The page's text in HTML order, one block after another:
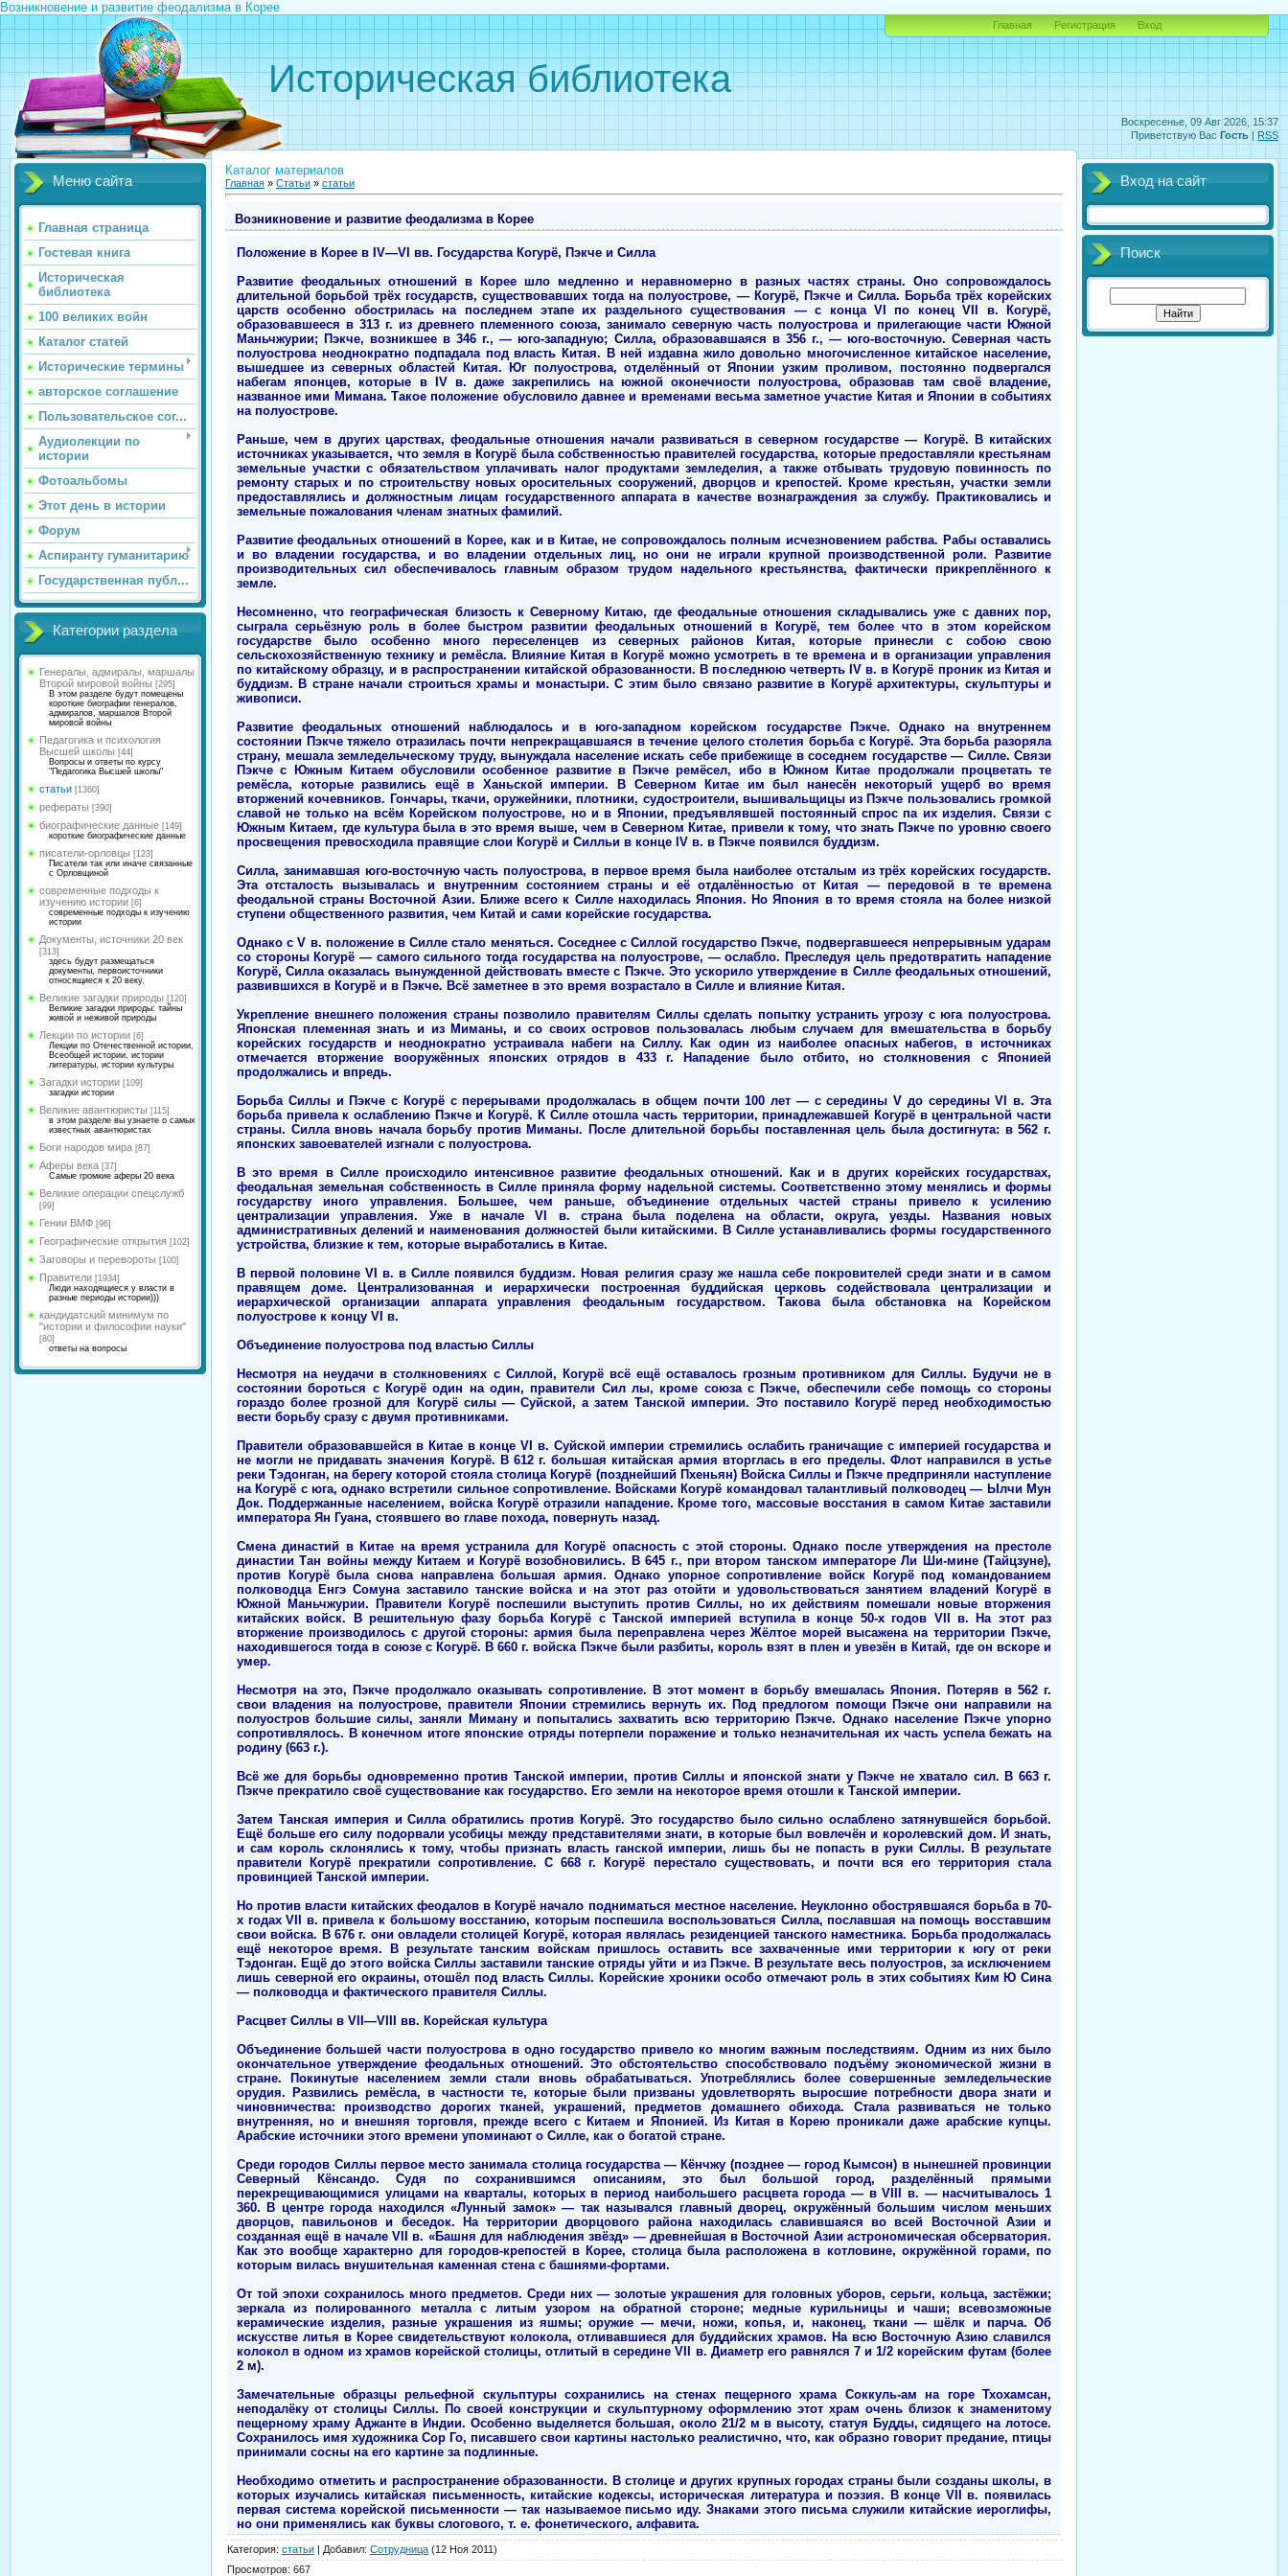
Возникновение и развитие феодализма в Корее
Воскресенье, 09 Авг 2026, 15:37
Приветствую Вас Гость | RSS
Историческая библиотека
Главная Регистрация Вход
Меню сайта
Главная страница
Гостевая книга
Историческая
библиотека
100 великих войн
Каталог статей
Исторические термины
авторское соглашение
Пользовательское сог...
Аудиолекции по
истории
Фотоальбомы
Этот день в истории
Форум
Аспиранту гуманитарию
Государственная публ...
Категории раздела
Генералы, адмиралы, маршалы
Второй мировой войны [295]
В этом разделе будут помещены
короткие биографии генералов,
адмиралов, маршалов Второй
мировой войны
Педагогика и психология
Высшей школы [44]
Вопросы и ответы по курсу
"Педагогика Высшей школы"
статьи [1360]
рефераты [390]
биографические данные [149]
короткие биографические данные
писатели-орловцы [123]
Писатели так или иначе связанные
с Орловщиной
современные подходы к
изучению истории [6]
современные подходы к изучению
истории
Документы, источники 20 век
[313]
здесь будут размещаться
документы, первоисточники
относящиеся к 20 веку.
Великие загадки природы [120]
Великие загадки природы: тайны
живой и неживой природы
Лекции по истории [6]
Лекции по Отечественной истории,
Всеобщей истории, истории
литературы, истории культуры
Загадки истории [109]
загадки истории
Великие авантюристы [115]
в этом разделе вы узнаете о самых
известных авантюристах
Боги народов мира [87]
Аферы века [37]
Самые громкие аферы 20 века
Великие операции спецслужб
[99]
Гении ВМФ [96]
Географические открытия [102]
Заговоры и перевороты [100]
Правители [1934]
Люди находящиеся у власти в
разные периоды истории)))
кандидатский минимум по
"истории и философии науки"
[80]
ответы на вопросы
Каталог материалов
Главная » Статьи » статьи
Возникновение и развитие феодализма в Корее
Положение в Корее в IV—VI вв. Государства Когурё, Пэкче и Силла
Развитие феодальных отношений в Корее шло медленно и неравномерно в разных частях страны. Оно сопровождалось
длительной борьбой трёх государств, существовавших тогда на полуострове, — Когурё, Пэкче и Силла. Борьба трёх корейских
царств особенно обострилась на последнем этапе их раздельного существования — с конца VI по конец VII в. Когурё,
образовавшееся в 313 г. из древнего племенного союза, занимало северную часть полуострова и прилегающие части Южной
Маньчжурии; Пэкче, возникшее в 346 г., — юго-западную; Силла, образовавшаяся в 356 г., — юго-восточную. Северная часть
полуострова неоднократно подпадала под власть Китая. В ней издавна жило довольно многочисленное китайское население,
вышедшее из северных областей Китая. Юг полуострова, отделённый от Японии узким проливом, постоянно подвергался
набегам японцев, которые в IV в. даже закрепились на южной оконечности полуострова, образовав там своё владение,
названное ими Мимана. Такое положение обусловило давнее и временами весьма заметное участие Китая и Японии в событиях
на полуострове.
Раньше, чем в других царствах, феодальные отношения начали развиваться в северном государстве — Когурё. В китайских
источниках указывается, что земля в Когурё была собственностью правителей государства, которые предоставляли крестьянам
земельные участки с обязательством уплачивать налог продуктами земледелия, а также отбывать трудовую повинность по
ремонту старых и по строительству новых оросительных сооружений, дворцов и крепостей. Кроме крестьян, участки земли
предоставлялись и должностным лицам государственного аппарата в качестве вознаграждения за службу. Практиковались и
земельные пожалования членам знатных фамилий.
Развитие феодальных отношений в Корее, как и в Китае, не сопровождалось полным исчезновением рабства. Рабы оставались
и во владении государства, и во владении отдельных лиц, но они не играли крупной производственной роли. Развитие
производительных сил обеспечивалось главным образом трудом надельного крестьянства, фактически прикреплённого к
земле.
Несомненно, что географическая близость к Северному Китаю, где феодальные отношения складывались уже с давних пор,
сыграла серьёзную роль в более быстром развитии феодальных отношений в Когурё, тем более что в этом корейском
государстве было особенно много переселенцев из северных районов Китая, которые принесли с собою свою
сельскохозяйственную технику и ремёсла. Влияние Китая в Когурё можно усмотреть в те времена и в организации управления
по китайскому образцу, и в распространении китайской образованности. В последнюю четверть IV в. в Когурё проник из Китая и
буддизм. В стране начали строиться храмы и монастыри. С этим было связано развитие в Когурё архитектуры, скульптуры и
живописи.
Развитие феодальных отношений наблюдалось и в юго-западном корейском государстве Пэкче. Однако на внутреннем
состоянии Пэкче тяжело отразилась почти непрекращавшаяся в течение целого столетия борьба с Когурё. Эта борьба разоряла
страну, мешала земледельческому труду, вынуждала население искать себе прибежище в соседнем государстве — Силле. Связи
Пэкче с Южным Китаем обусловили особенное развитие в Пэкче ремёсел, ибо в Южном Китае продолжали процветать те
ремёсла, которые развились ещё в Ханьской империи. В Северном Китае им был нанесён некоторый ущерб во время
вторжений кочевников. Гончары, ткачи, оружейники, плотники, судостроители, вышивальщицы из Пэкче пользовались громкой
славой не только на всём Корейском полуострове, но и в Японии, предъявлявшей постоянный спрос па их изделия. Связи с
Южным Китаем, где культура была в это время выше, чем в Северном Китае, привели к тому, что знать Пэкче по уровню своего
просвещения превосходила правящие слои Когурё и Силльи в конце IV в. в Пэкче появился буддизм.
Силла, занимавшая юго-восточную часть полуострова, в первое время была наиболее отсталым из трёх корейских государств.
Эта отсталость вызывалась и внутренним состоянием страны и её отдалённостью от Китая — передовой в те времена
феодальной страны Восточной Азии. Ближе всего к Силле находилась Япония. Но Япония в то время стояла на более низкой
ступени общественного развития, чем Китай и сами корейские государства.
Однако с V в. положение в Силле стало меняться. Соседнее с Силлой государство Пэкче, подвергавшееся непрерывным ударам
со стороны Когурё — самого сильного тогда государства на полуострове, — ослабло. Преследуя цель предотвратить нападение
Когурё, Силла оказалась вынужденной действовать вместе с Пэкче. Это ускорило утверждение в Силле феодальных отношений,
развившихся в Когурё и в Пэкче. Всё заметнее в это время возрастало в Силле и влияние Китая.
Укрепление внешнего положения страны позволило правителям Силлы сделать попытку устранить угрозу с юга полуострова.
Японская племенная знать и из Миманы, и со своих островов пользовалась любым случаем для вмешательства в борьбу
корейских государств и неоднократно устраивала набеги на Силлу. Как один из наиболее опасных набегов, в источниках
отмечается вторжение вооружённых японских отрядов в 433 г. Нападение было отбито, но столкновения с Японией
продолжались и впредь.
Борьба Силлы и Пэкче с Когурё с перерывами продолжалась в общем почти 100 лет — с середины V до середины VI в. Эта
борьба привела к ослаблению Пэкче и Когурё. К Силле отошла часть территории, принадлежавшей Когурё в центральной части
страны. Силла вновь начала борьбу против Миманы. После длительной борьбы поставленная цель была достигнута: в 562 г.
японских завоевателей изгнали с полуострова.
В это время в Силле происходило интенсивное развитие феодальных отношений. Как и в других корейских государствах,
феодальная земельная собственность в Силле приняла форму надельной системы. Соответственно этому менялись и формы
государству иного управления. Большее, чем раньше, объединение отдельных частей страны привело к усилению
централизации управления. Уже в начале VI в. страна была поделена на области, округа, уезды. Названия новых
административных делений и наименования должностей были китайскими. В Силле устанавливались формы государственного
устройства, близкие к тем, которые выработались в Китае.
В первой половине VI в. в Силле появился буддизм. Новая религия сразу же нашла себе покровителей среди знати и в самом
правящем доме. Централизованная и иерархически построенная буддийская церковь содействовала централизации и
иерархической организации аппарата управления феодальным государством. Такова была обстановка на Корейском
полуострове к концу VI в.
Объединение полуострова под властью Силлы
Несмотря на неудачи в столкновениях с Силлой, Когурё всё ещё оставалось грозным противником для Силлы. Будучи не в
состоянии бороться с Когурё один на один, правители Сил лы, кроме союза с Пэкче, обеспечили себе помощь со стороны
гораздо более грозной для Когурё силы — Суйской, а затем Танской империи. Это поставило Когурё перед необходимостью
вести борьбу сразу с двумя противниками.
Правители образовавшейся в Китае в конце VI в. Суйской империи стремились ослабить граничащие с империей государства и
не могли не придавать значения Когурё. В 612 г. большая китайская армия вторглась в его пределы. Флот направился в устье
реки Тэдонган, на берегу которой стояла столица Когурё (позднейший Пхеньян) Войска Силлы и Пэкче предприняли наступление
на Когурё с юга, однако встретили сильное сопротивление. Войсками Когурё командовал талантливый полководец — Ылчи Мун
Док. Поддержанные населением, войска Когурё отразили нападение. Кроме того, массовые восстания в самом Китае заставили
императора Ян Гуана, стоявшего во главе похода, повернуть назад.
Смена династий в Китае на время устранила для Когурё опасность с этой стороны. Однако после утверждения на престоле
династии Тан войны между Китаем и Когурё возобновились. В 645 г., при втором танском императоре Ли Ши-мине (Тайцзуне),
против Когурё была снова направлена большая армия. Однако упорное сопротивление войск Когурё под командованием
полководца Енгэ Сомуна заставило танские войска и на этот раз отойти и удовольствоваться занятием владений Когурё в
Южной Маньчжурии. Правители Когурё поспешили выступить против Силлы, но их действиям помешали новые вторжения
китайских войск. В решительную фазу борьба Когурё с Танской империей вступила в конце 50-х годов VII в. На этот раз
вторжение производилось с другой стороны: армия была переправлена через Жёлтое морей высажена на территории Пэкче,
находившегося тогда в союзе с Когурё. В 660 г. войска Пэкче были разбиты, король взят в плен и увезён в Китай, где он вскоре и
умер.
Несмотря на это, Пэкче продолжало оказывать сопротивление. В этот момент в борьбу вмешалась Япония. Потеряв в 562 г.
свои владения на полуострове, правители Японии стремились вернуть их. Под предлогом помощи Пэкче они направили на
полуостров большие силы, заняли Миману и попытались захватить всю территорию Пэкче. Однако население Пэкче упорно
сопротивлялось. В конечном итоге японские отряды потерпели поражение и только незначительная их часть успела бежать на
родину (663 г.).
Всё же для борьбы одновременно против Танской империи, против Силлы и японской знати у Пэкче не хватало сил. В 663 г.
Пэкче прекратило своё существование как государство. Его земли на некоторое время отошли к Танской империи.
Затем Танская империя и Силла обратились против Когурё. Это государство было сильно ослаблено затянувшейся борьбой.
Ещё больше его силу подорвали усобицы между представителями знати, в которые был вовлечён и королевский дом. И знать,
и сам король склонялись к тому, чтобы признать власть ганской империи, лишь бы не попасть в руки Силлы. В результате
правители Когурё прекратили сопротивление. С 668 г. Когурё перестало существовать, и почти вся его территория стала
провинцией Танской империи.
Но против власти китайских феодалов в Когурё начало подниматься местное население. Неуклонно обострявшаяся борьба в 70-
х годах VII в. привела к большому восстанию, которым поспешила воспользоваться Силла, пославшая на помощь восставшим
свои войска. В 676 г. они овладели столицей Когурё, которая являлась резиденцией танского наместника. Борьба продолжалась
ещё некоторое время. В результате танским войскам пришлось оставить все захваченные ими территории к югу от реки
Тэдонган. Ещё до этого войска Силлы заставили танские отряды уйти и из Пэкче. В результате весь полуостров, за исключением
лишь северной его окраины, отошёл под власть Силлы. Корейские хроники особо отмечают роль в этих событиях Ким Ю Сина
— полководца и фактического правителя Силлы.
Расцвет Силлы в VII—VIII вв. Корейская культура
Объединение большей части полуострова в одно государство привело ко многим важным последствиям. Одним из них было
окончательное утверждение феодальных отношений. Это обстоятельство способствовало подъёму экономической жизни в
стране. Покинутые населением земли стали вновь обрабатываться. Употреблялись более совершенные земледельческие
орудия. Развились ремёсла, в частности те, которые были призваны удовлетворять выросшие потребности двора знати и
чиновничества: производство дорогих тканей, украшений, предметов домашнего обихода. Стала развиваться не только
внутренняя, но и внешняя торговля, прежде всего с Китаем и Японией. Из Китая в Корею проникали даже арабские купцы.
Арабские источники этого времени упоминают о Силле, как о богатой стране.
Среди городов Силлы первое место занимала столица государства — Кёнчжу (позднее — город Кымсон) в нынешней провинции
Северный Кёнсандо. Судя по сохранившимся описаниям, это был большой город, разделённый прямыми
перекрещивающимися улицами на кварталы, которых в период наибольшего расцвета города — в VIII в. — насчитывалось 1
360. В центре города находился «Лунный замок» — так назывался главный дворец, окружённый большим числом меньших
дворцов, павильонов и беседок. На территории дворцового района находилась славившаяся во всей Восточной Азии и
созданная ещё в начале VII в. «Башня для наблюдения звёзд» — древнейшая в Восточной Азии астрономическая обсерватория.
Как это вообще характерно для городов-крепостей в Корее, столица была расположена в котловине, окружённой горами, по
которым вилась внушительная каменная стена с башнями-фортами.
От той эпохи сохранилось много предметов. Среди них — золотые украшения для головных уборов, серьги, кольца, застёжки;
зеркала из полированного металла с литым узором на обратной стороне; медные курильницы и чаши; всевозможные
керамические изделия, разные украшения из яшмы; оружие — мечи, ножи, копья, и, наконец, ткани — шёлк и парча. Об
искусстве литья в Корее свидетельствуют колокола, отливавшиеся для буддийских храмов. На всю Восточную Азию славился
колокол в одном из храмов корейской столицы, отлитый в середине VII в. Диаметр его равнялся 7 и 1/2 корейским футам (более
2 м).
Замечательные образцы рельефной скульптуры сохранились на стенах пещерного храма Соккуль-ам на горе Тхохамсан,
неподалёку от столицы Силлы. По своей конструкции и скульптурному оформлению этот храм очень близок к знаменитому
пещерному храму Аджанте в Индии. Особенно выделяется большая, около 21/2 м в высоту, статуя Будды, сидящего на лотосе.
Сохранилось имя художника Сор Го, писавшего свои картины настолько реалистично, что, как образно говорит предание, птицы
принимали сосны на его картине за подлинные.
Необходимо отметить и распространение образованности. В столице и других крупных городах страны были созданы школы, в
которых изучались китайская письменность, китайские кодексы, историческая литература и поэзия. В конце VII в. появилась
первая система корейской письменности — так называемое письмо иду. Знаками этого письма служили китайские иероглифы,
но они применялись как буквы слогового, т. е. фонетического, алфавита.
Категория: статьи | Добавил: Сотрудница (12 Ноя 2011)
Просмотров: 667
Вход на сайт
Поиск